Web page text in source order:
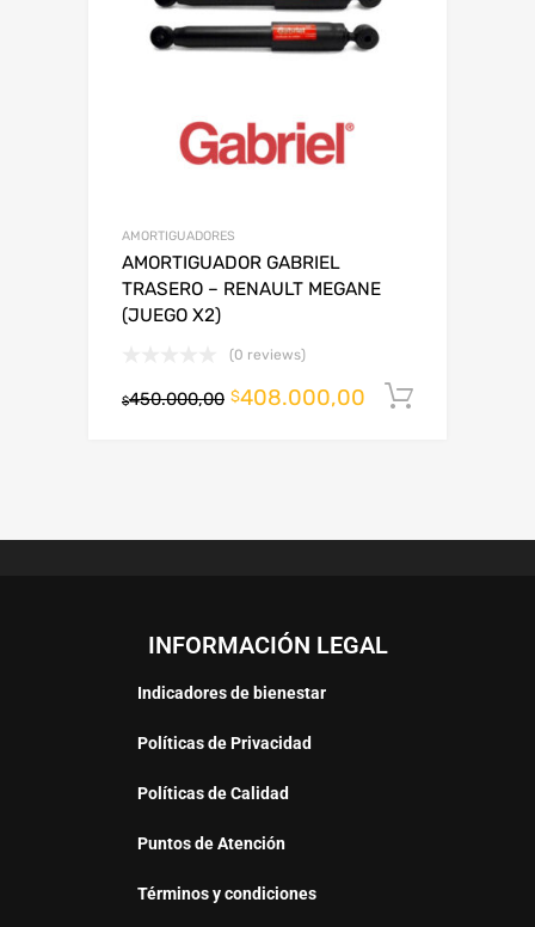
AMORTIGUADORES
AMORTIGUADOR GABRIEL
TRASERO – RENAULT MEGANE
(JUEGO X2)
(0 reviews)
$450.000,00 $408.000,00
INFORMACIÓN LEGAL
Indicadores de bienestar
Políticas de Privacidad
Políticas de Calidad
Puntos de Atención
Términos y condiciones